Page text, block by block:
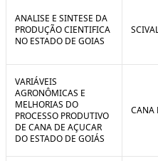
ANALISE E SINTESE DA
PRODUÇÃO CIENTIFICA
NO ESTADO DE GOIAS
VARIÁVEIS
AGRONÔMICAS E
MELHORIAS DO
PROCESSO PRODUTIVO
DE CANA DE AÇUCAR
DO ESTADO DE GOIÁS
CANA